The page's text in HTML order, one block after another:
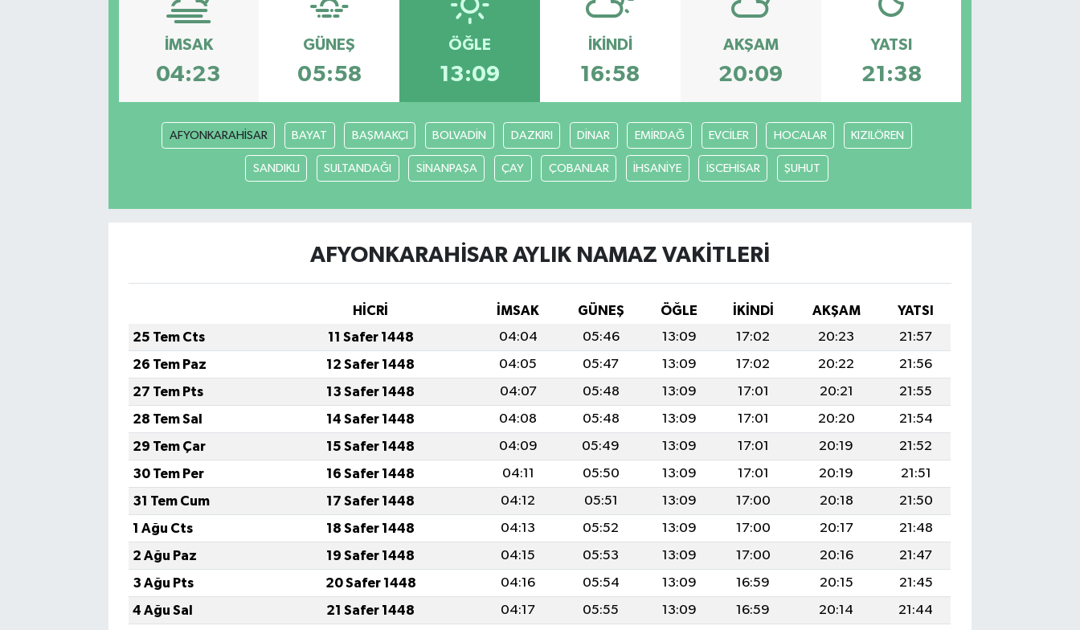
İMSAK
04:23
GÜNEŞ
05:58
ÖĞLE
13:09
İKINDI
16:58
AKŞAM
20:09
YATSI
21:38
AFYONKARAHİSAR BAYAT BAŞMAKÇI BOLVADİN DAZKIRI DİNAR EMİRDAĞ EVCİLER HOCALAR KIZILÖREN
SANDIKLI SULTANDAĞI SİNANPAŞA ÇAY ÇOBANLAR İHSANİYE İSCEHİSAR ŞUHUT
AFYONKARAHİSAR AYLIK NAMAZ VAKITLERI
HİCRİ İMSAK GÜNEŞ ÖĞLE İKINDI AKŞAM
YATSI
25 Tem Cts
11 Safer 1448 04:04 05:46 13:09 17:02 20:23
21:57
26 Tem Paz
12 Safer 1448 04:05 05:47 13:09 17:02 20:22
21:56
27 Tem Pts
13 Safer 1448 04:07 05:48 13:09 17:01 20:21
21:55
28 Tem Sal
14 Safer 1448 04:08 05:48 13:09 17:01 20:20
21:54
29 Tem Çar
15 Safer 1448 04:09 05:49 13:09 17:01 20:19
21:52
30 Tem Per
16 Safer 1448 04:11 05:50 13:09 17:01 20:19
21:51
31 Tem Cum
17 Safer 1448 04:12 05:51 13:09 17:00 20:18
21:50
1 Ağu Cts
18 Safer 1448 04:13 05:52 13:09 17:00 20:17
21:48
2 Ağu Paz
19 Safer 1448 04:15 05:53 13:09 17:00 20:16
21:47
3 Ağu Pts
20 Safer 1448 04:16 05:54 13:09 16:59 20:15
21:45
4 Ağu Sal
21 Safer 1448 04:17 05:55 13:09 16:59 20:14
21:44